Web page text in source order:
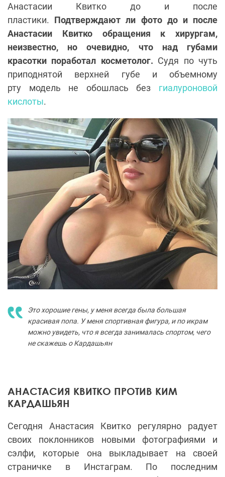
Анастасии Квитко до и после
пластики. Подтверждают ли фото до и после
Анастасии Квитко обращения к хирургам,
неизвестно, но очевидно, что над губами
красотки поработал косметолог. Судя по чуть
приподнятой верхней губе и объемному
рту модель не обошлась без гиалуроновой
кислоты.
Это хорошие гены, у меня всегда была большая
красивая попа. У меня спортивная фигура, и по икрам
можно увидеть, что я всегда занималась спортом, чего
не скажешь о Кардашьян
АНАСТАСИЯ КВИТКО ПРОТИВ КИМ
КАРДАШЬЯН
Сегодня Анастасия Квитко регулярно радует
своих поклонников новыми фотографиями и
сэлфи, которые она выкладывает на своей
страничке в Инстаграм. По последним